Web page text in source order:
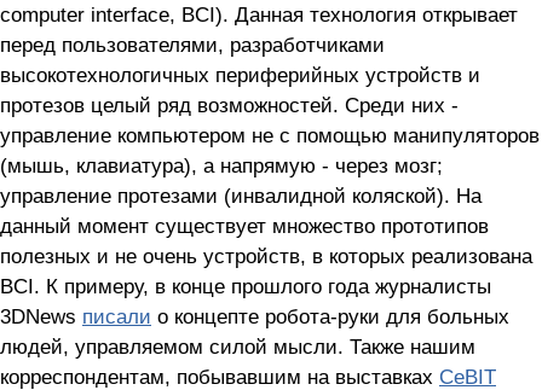
computer interface, BCI). Данная технология открывает
перед пользователями, разработчиками
высокотехнологичных периферийных устройств и
протезов целый ряд возможностей. Среди них -
управление компьютером не с помощью манипуляторов
(мышь, клавиатура), а напрямую - через мозг;
управление протезами (инвалидной коляской). На
данный момент существует множество прототипов
полезных и не очень устройств, в которых реализована
BCI. К примеру, в конце прошлого года журналисты
3DNews писали о концепте робота-руки для больных
людей, управляемом силой мысли. Также нашим
корреспондентам, побывавшим на выставках CeBIT